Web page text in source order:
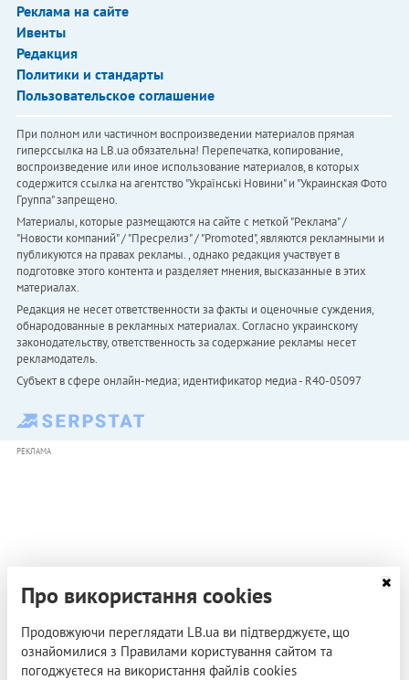
Реклама на сайте
Ивенты
Редакция
Политики и стандарты
Пользовательское соглашение
При полном или частичном воспроизведении материалов прямая
гиперссылка на LB.ua обязательна! Перепечатка, копирование,
воспроизведение или иное использование материалов, в которых
содержится ссылка на агентство "Українськi Новини" и "Украинская Фото
Группа" запрещено.
Материалы, которые размещаются на сайте с меткой "Реклама" /
"Новости компаний" / "Пресрелиз" / "Promoted", являются рекламными и
публикуются на правах рекламы. , однако редакция участвует в
подготовке этого контента и разделяет мнения, высказанные в этих
материалах.
Редакция не несет ответственности за факты и оценочные суждения,
обнародованные в рекламных материалах. Согласно украинскому
законодательству, ответственность за содержание рекламы несет
рекламодатель.
Субъект в сфере онлайн-медиа; идентификатор медиа - R40-05097
РЕКЛАМА
Про використання cookies
Продовжуючи переглядати LB.ua ви підтверджуєте, що
ознайомилися з Правилами користування сайтом та
погоджуєтеся на використання файлів cookies